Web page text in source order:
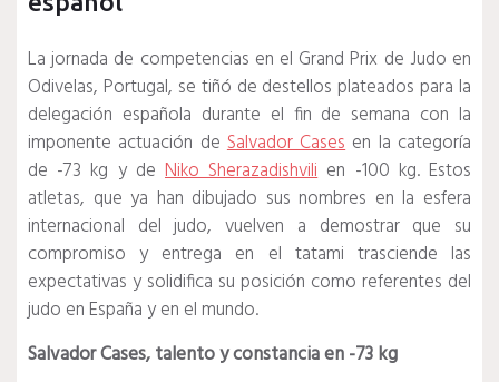
La jornada de competencias en el Grand Prix de Judo en
Odivelas, Portugal, se tiñó de destellos plateados para la
delegación española durante el fin de semana con la
imponente actuación deSalvador Casesen la categoría
de -73 kg y de Niko Sherazadishvilien -100 kg. Estos
atletas, que ya han dibujado sus nombres en la esfera
internacional del judo, vuelven a demostrar que su
compromiso y entrega en el tatami trasciende las
expectativas y solidifica su posición como referentes del
judo en España y en el mundo.
Salvador Cases, talento y constancia en -73 kg